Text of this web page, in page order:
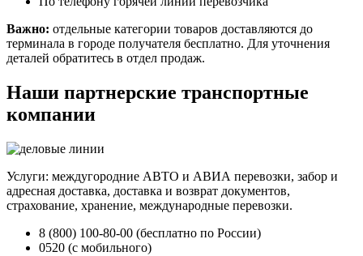
Важно: отдельные категории товаров доставляются до
терминала в городе получателя бесплатно. Для уточнения
деталей обратитесь в отдел продаж.
Наши партнерские транспортные
компании
Услуги: междугородние АВТО и АВИА перевозки, забор и
адресная доставка, доставка и возврат документов,
страхование, хранение, международные перевозки.
8 (800) 100-80-00 (бесплатно по России)
0520 (с мобильного)